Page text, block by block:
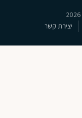
יצירת קשר